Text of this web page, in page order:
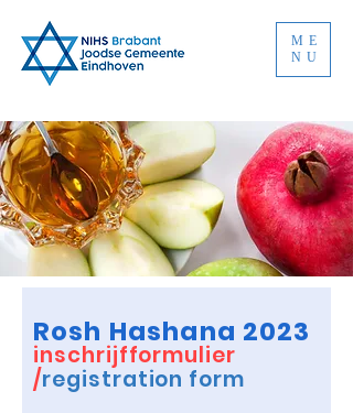
ME
NU
Rosh Hashana 2023
inschrijfformulier
/registration form